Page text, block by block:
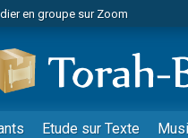
en groupe sur Zoom
rejoindre sur WhatsApp
sur WhatsApp
un don pour Reloger Rivka, 6
Etude sur Texte